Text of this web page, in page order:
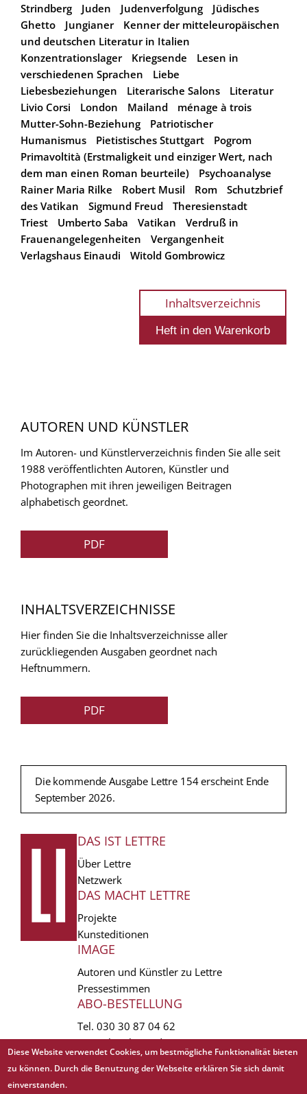
Strindberg
Juden Judenverfolgung
Jüdisches
Ghetto
Jungianer
Kenner der mitteleuropäischen
und deutschen Literatur in Italien
Konzentrationslager
Kriegsende
Lesen in
verschiedenen Sprachen
Liebe
Liebesbeziehungen
Literarische Salons
Literatur
Livio Corsi
London Mailand
ménage à trois
Mutter-Sohn-Beziehung
Patriotischer
Humanismus
Pietistisches Stuttgart
Pogrom
Primavoltità (Erstmaligkeit und einziger Wert, nach
dem man einen Roman beurteile)
Psychoanalyse
Rainer Maria Rilke
Robert Musil Rom
Schutzbrief
des Vatikan
Sigmund Freud
Theresienstadt
Triest
Umberto Saba Vatikan
Verdruß in
Frauenangelegenheiten
Vergangenheit
Verlagshaus Einaudi
Witold Gombrowicz
Inhaltsverzeichnis
AUTOREN UND KÜNSTLER
Im Autoren- und Künstlerverzeichnis finden Sie alle seit
1988 veröffentlichten Autoren, Künstler und
Photographen mit ihren jeweiligen Beitragen
alphabetisch geordnet.
PDF
INHALTSVERZEICHNISSE
Hier finden Sie die Inhaltsverzeichnisse aller
zurückliegenden Ausgaben geordnet nach
Heftnummern.
PDF
Die kommende Ausgabe Lettre 154 erscheint Ende
September 2026.
FUSSZEILE
DAS IST LETTRE
Über Lettre
Netzwerk
DAS MACHT LETTRE
Projekte
Kunsteditionen
IMAGE
Autoren und Künstler zu Lettre
Pressestimmen
ABO-BESTELLUNG
Tel. 030 30 87 04 62
vertrieb(at)lettre.de
Copyright © 1988 - 2026 Lettre International. All rights reserved.
Diese Website verwendet Cookies, um bestmögliche Funktionalität bieten
zu können. Durch die Benutzung der Webseite erklären Sie sich damit
einverstanden.